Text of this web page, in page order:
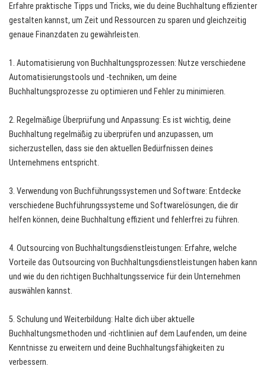
Erfahre praktische Tipps und Tricks, wie du deine Buchhaltung effizienter
gestalten kannst, um Zeit und Ressourcen zu sparen und gleichzeitig
genaue Finanzdaten zu gewährleisten.
1. Automatisierung von Buchhaltungsprozessen: Nutze verschiedene
Automatisierungstools und -techniken, um deine
Buchhaltungsprozesse zu optimieren und Fehler zu minimieren.
2. Regelmäßige Überprüfung und Anpassung: Es ist wichtig, deine
Buchhaltung regelmäßig zu überprüfen und anzupassen, um
sicherzustellen, dass sie den aktuellen Bedürfnissen deines
Unternehmens entspricht.
3. Verwendung von Buchführungssystemen und Software: Entdecke
verschiedene Buchführungssysteme und Softwarelösungen, die dir
helfen können, deine Buchhaltung effizient und fehlerfrei zu führen.
4. Outsourcing von Buchhaltungsdienstleistungen: Erfahre, welche
Vorteile das Outsourcing von Buchhaltungsdienstleistungen haben kann
und wie du den richtigen Buchhaltungsservice für dein Unternehmen
auswählen kannst.
5. Schulung und Weiterbildung: Halte dich über aktuelle
Buchhaltungsmethoden und -richtlinien auf dem Laufenden, um deine
Kenntnisse zu erweitern und deine Buchhaltungsfähigkeiten zu
verbessern.